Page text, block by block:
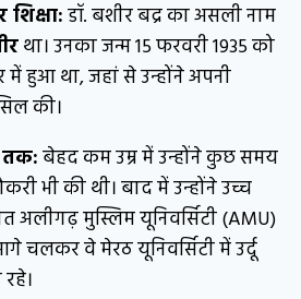
डॉ. बशीर बद्र का असली नाम
था। उनका जन्म 15 फरवरी 1935 को
में हुआ था, जहां से उन्होंने अपनी
की।
तक:बेहद कम उम्र में उन्होंने कुछ समय
भी की थी। बाद में उन्होंने उच्च
अलीगढ़ मुस्लिम यूनिवर्सिटी (AMU)
वे मेरठ यूनिवर्सिटी में उर्दू